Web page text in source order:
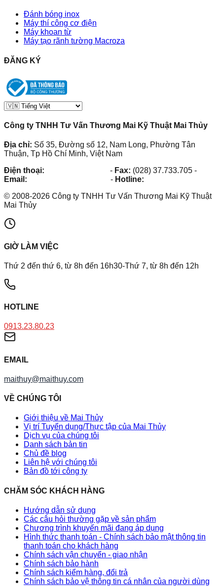
Đánh bóng inox
Máy thí công cơ điện
Máy khoan từ
Máy tạo rãnh tường Macroza
ĐĂNG KÝ
Công ty TNHH Tư Vấn Thương Mai Kỹ Thuật Mai Thủy
Địa chỉ: Số 35, Đường số 12, Nam Long, Phường Tân
Thuận, Tp Hồ Chí Minh, Việt Nam
Điện thoại:
- Fax: (028) 37.733.705 -
Email:
- Hotline:
© 2008-2026 Công ty TNHH Tư Vấn Thương Mai Kỹ Thuật
Mai Thủy
GIỜ LÀM VIỆC
Thứ 2 đến thứ 6, từ 8h đến 16h30-Thứ 7, từ 8h đến 12h
HOTLINE
0913.23.80.23
EMAIL
maithuy@maithuy.com
VỀ CHÚNG TÔI
Giới thiệu về Mai Thủy
Vị trí Tuyển dụng/Thực tập của Mai Thủy
Dịch vụ của chúng tôi
Danh sách bản tin
Chủ đề blog
Liên hệ với chúng tôi
Bản đồ tới công ty
CHĂM SÓC KHÁCH HÀNG
Hướng dẫn sử dụng
Các câu hỏi thường gặp về sản phẩm
Chương trình khuyến mãi đang áp dụng
Hình thức thanh toán - Chính sách bảo mật thông tin
thanh toán cho khách hàng
Chính sách vận chuyển - giao nhận
Chính sách bảo hành
Chính sách kiểm hàng, đổi trả
Chính sách bảo vệ thông tin cá nhân của người dùng